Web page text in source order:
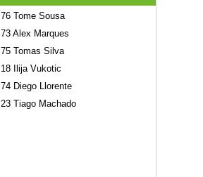
76Tome Sousa
73Alex Marques
75Tomas Silva
18Ilija Vukotic
74Diego Llorente
23Tiago Machado